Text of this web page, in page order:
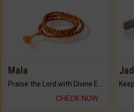
Mala
CHECK NOW